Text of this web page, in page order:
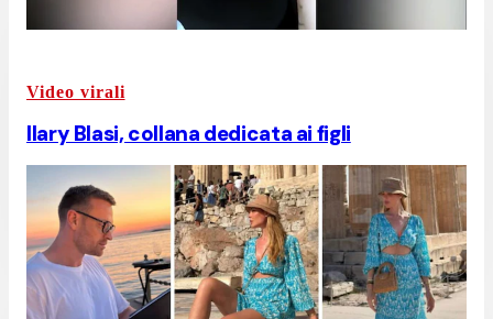
Video virali
Ilary Blasi, collana dedicata ai figli